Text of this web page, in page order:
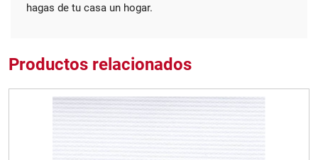
hagas de tu casa un hogar.
Productos relacionados